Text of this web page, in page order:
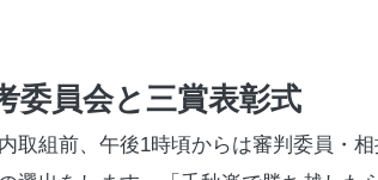
委員会と三賞表彰式
取組前、午後1時頃からは審判委員・